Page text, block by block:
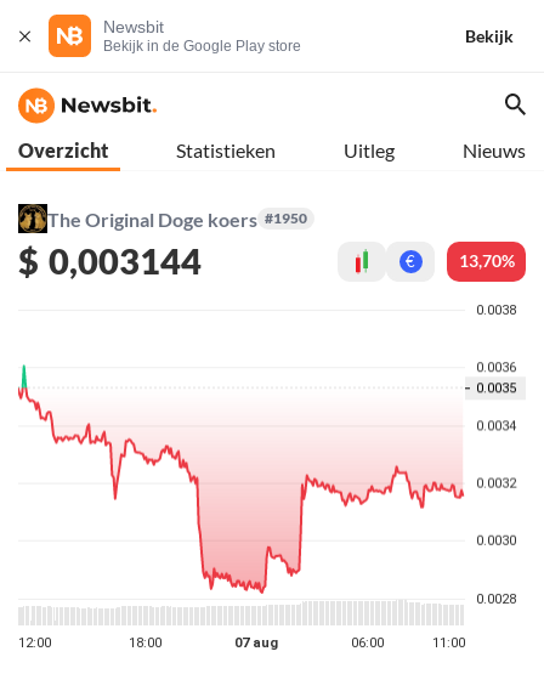
Newsbit
Bekijk in de Google Play store
Bekijk
Overzicht Statistieken Uitleg Nieuws
The Original Doge koers #1950
$ 0,003144 € 13,70%